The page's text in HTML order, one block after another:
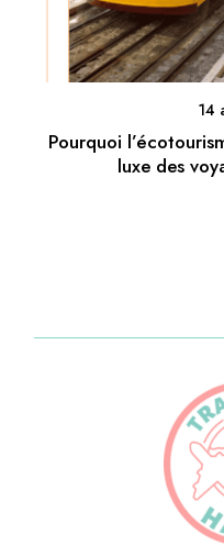
14
Pourquoi
luxe des